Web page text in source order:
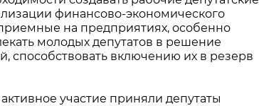
финансово-экономического
на предприятиях, особенно
молодых депутатов в решение
способствовать включению их в резерв
участие приняли депутаты